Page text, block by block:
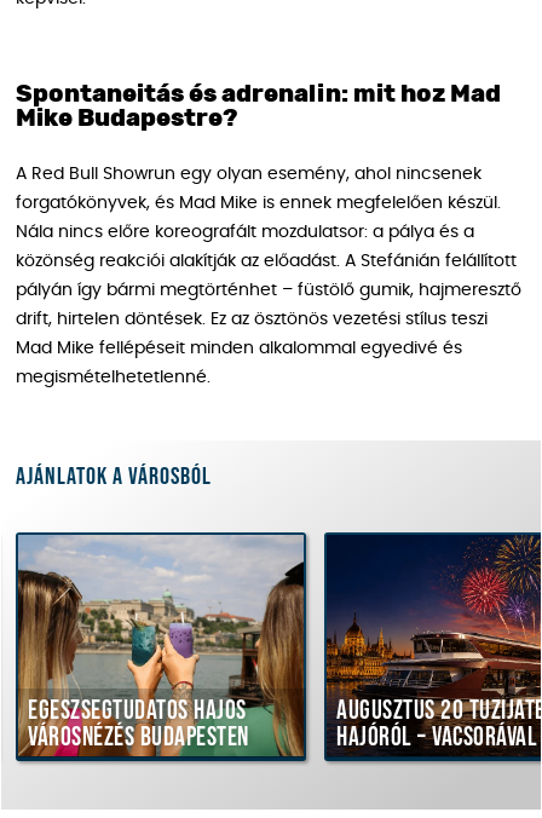
Spontaneitás és adrenalin: mit hoz Mad
Mike Budapestre?
A Red Bull Showrun egy olyan esemény, ahol nincsenek
forgatókönyvek, és Mad Mike is ennek megfelelően készül.
Nála nincs előre koreografált mozdulatsor: a pálya és a
közönség reakciói alakítják az előadást. A Stefánián felállított
pályán így bármi megtörténhet – füstölő gumik, hajmeresztő
drift, hirtelen döntések. Ez az ösztönös vezetési stílus teszi
Mad Mike fellépéseit minden alkalommal egyedivé és
megismételhetetlenné.
Ajánlatok a városból
Egészségtudatos hajós
városnézés Budapesten
Augusztus 20
hajóról – vacsorával